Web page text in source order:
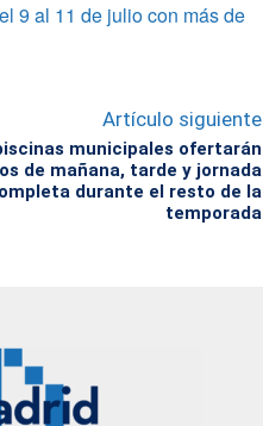
9 al 11 de julio con más de
Artículo siguiente
municipales ofertarán
de mañana, tarde y jornada
durante el resto de la
temporada